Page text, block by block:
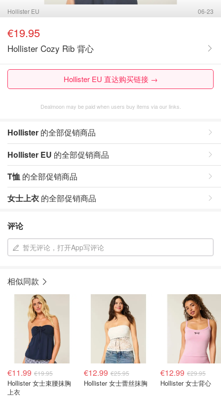
Hollister EU 06-23
€19.95
Hollister Cozy Rib 背心
Hollister EU 直达购买链接 →
Dealmoon may be paid when users buy items via our links.
Hollister 的全部促销商品
Hollister EU 的全部促销商品
T恤 的全部促销商品
女士上衣 的全部促销商品
评论
暂无评论，打开App写评论
相似同款
€11.99 €19.95
Hollister 女士束腰抹胸
上衣
€12.99 €25.95
Hollister 女士蕾丝抹胸
€12.99 €29.95
Hollister 女士背心